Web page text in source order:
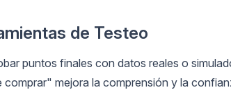
de Testeo
puntos finales con datos reales o
mejora la comprensión y la